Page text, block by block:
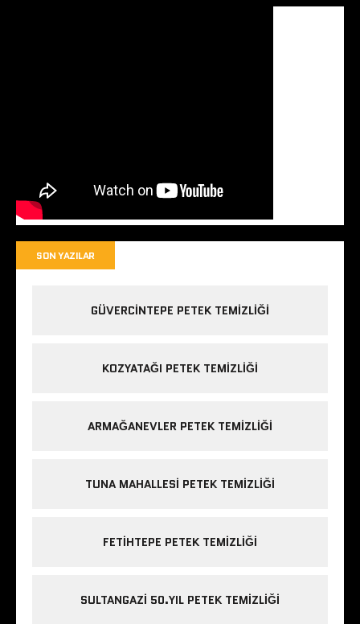
SON YAZILAR
GÜVERCINTEPE PETEK TEMIZLIĞI
KOZYATAĞI PETEK TEMIZLIĞI
ARMAĞANEVLER PETEK TEMIZLIĞI
TUNA MAHALLESI PETEK TEMIZLIĞI
FETIHTEPE PETEK TEMIZLIĞI
SULTANGAZI 50.YIL PETEK TEMIZLIĞI